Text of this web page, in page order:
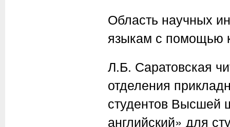
Область научных
языкам с помощью
Л.Б. Саратовская
отделения
студентов Высшей
английский» для